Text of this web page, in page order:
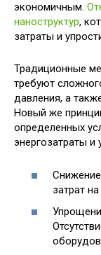
экономичным.
наноструктур,
затраты и
Традиционные
требуют
давления, а
Новый же
определенных
энергозатраты и
затрат